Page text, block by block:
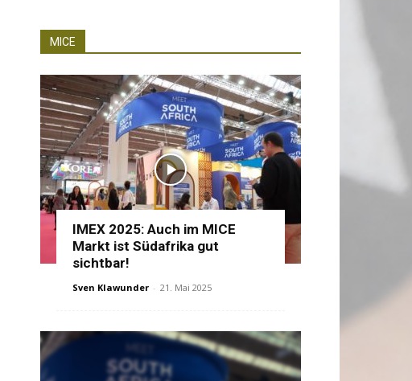
MICE
IMEX 2025: Auch im MICE
Markt ist Südafrika gut
sichtbar!
Sven Klawunder - 21. Mai 2025